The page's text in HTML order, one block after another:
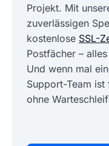
Projekt. Mit
zuverlässigen
kostenlose SSL-
Postfächer –
Und wenn mal
Support-Team
ohne